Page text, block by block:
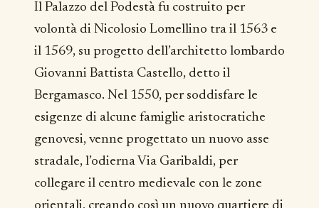
Il Palazzo del Podestà fu costruito per
volontà di Nicolosio Lomellino tra il 1563 e
il 1569, su progetto dell’architetto lombardo
Giovanni Battista Castello, detto il
Bergamasco. Nel 1550, per soddisfare le
esigenze di alcune famiglie aristocratiche
genovesi, venne progettato un nuovo asse
stradale, l’odierna Via Garibaldi, per
collegare il centro medievale con le zone